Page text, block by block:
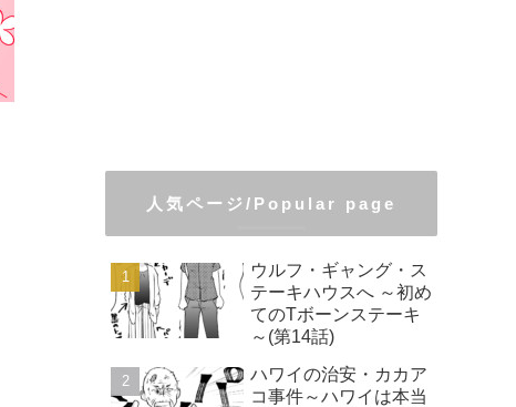
人気ページ/Popular page
ウルフ・ギャング・ス
テーキハウスへ ～初め
てのTボーンステーキ
～(第14話)
ハワイの治安・カカア
コ事件～ハワイは本当